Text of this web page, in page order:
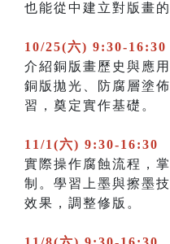
也能從中建立對版畫
10/25(六) 9:30-16:30
介紹銅版畫歷史與應
銅版拋光、防腐層塗
習，奠定實作基礎。
11/1(六) 9:30-16:30
實際操作腐蝕流程，
制。學習上墨與擦墨
效果，調整修版。